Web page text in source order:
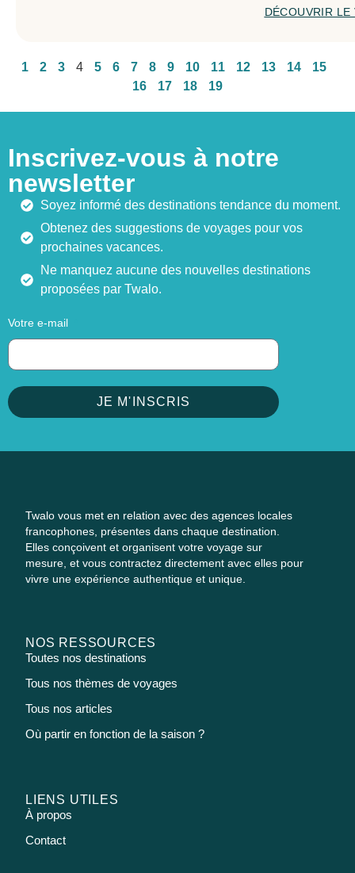
DÉCOUVRIR LE
1 2 3 4 5 6 7 8 9 10 11 12 13 14
15
16
17 18 19
Inscrivez-vous à notre
newsletter
Soyez informé des destinations tendance du moment.
Obtenez des suggestions de voyages pour vos
prochaines vacances.
Ne manquez aucune des nouvelles destinations
proposées par Twalo.
Votre e-mail
JE M'INSCRIS
Twalo vous met en relation avec des agences locales
francophones, présentes dans chaque destination.
Elles conçoivent et organisent votre voyage sur
mesure, et vous contractez directement avec elles pour
vivre une expérience authentique et unique.
NOS RESSOURCES
Toutes nos destinations
Tous nos thèmes de voyages
Tous nos articles
Où partir en fonction de la saison ?
LIENS UTILES
À propos
Contact